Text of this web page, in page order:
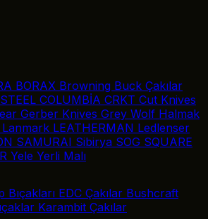
BORAX Browning Buck Çakılar
COLUMBİA CRKT Cut Knives
Gerber Knives Grey Wolf Halmak
Lanmark LEATHERMAN Ledlenser
SAMURAI Sibirya SOG SQUARE
Yele Yerli Malı
Bıçakları EDC Çakılar Bushcraft
Karambit Çakılar